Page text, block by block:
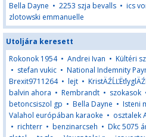
Bella Dayne • 2253 szja bevalls • ics
zlotowski emmanuelle
Utoljára keresett
Rokonok 1954• Andrei Ivan • Kültéri
• stefan vukic • National Indemnity
Brexit9711264• lejt •
balvin ahora • Rembrandt • szokasok
betoncsiszol gp • Bella Dayne • Isteni
Valahol európában karaoke • osztalek
• richterr • benzinarcseh • Dkc 5075